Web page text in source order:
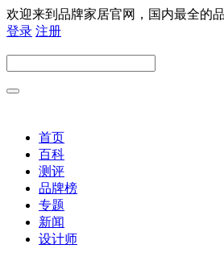
欢迎来到品牌家居官网，国内最全的
登录 注册
首页
百科
测评
品牌榜
专题
新闻
设计师